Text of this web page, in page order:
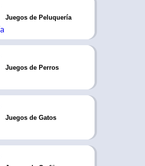
Juegos de Peluquería
Juegos de Perros
Juegos de Gatos